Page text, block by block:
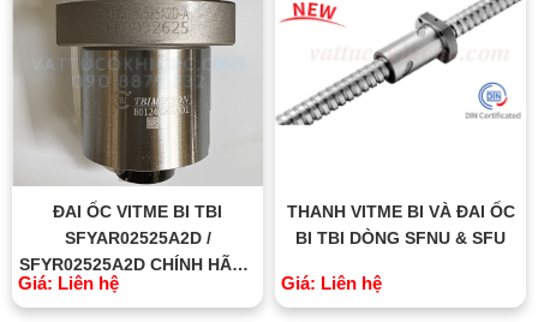
ĐAI ỐC VITME BI TBI
SFYAR02525A2D /
SFYR02525A2D CHÍNH HÃNG
TBI MOTION ĐÀI LOAN
Giá: Liên hệ
THANH VITME BI VÀ ĐAI ỐC
BI TBI DÒNG SFNU & SFU
Giá: Liên hệ